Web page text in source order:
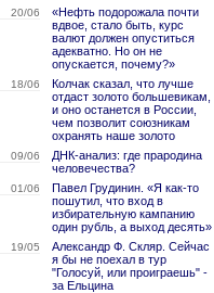
20/06
«Нефть подорожала почти
вдвое, стало быть, курс
валют должен опуститься
адекватно. Но он не
опускается, почему?»
18/06
Колчак сказал, что лучше
отдаст золото большевикам,
и оно останется в России,
чем позволит союзникам
охранять наше золото
09/06
ДНК-анализ: где прародина
человечества?
01/06
Павел Грудинин. «Я как-то
пошутил, что вход в
избирательную кампанию
один рубль, а выход десять»
19/05
Александр Ф. Скляр. Сейчас
я бы не поехал в тур
"Голосуй, или проиграешь" -
за Ельцина